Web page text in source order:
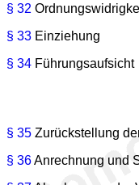
§ 32
§ 33 Einziehung
§ 34 Führungsaufsicht
§ 35 Zurückstellung
§ 36Anrechnung und